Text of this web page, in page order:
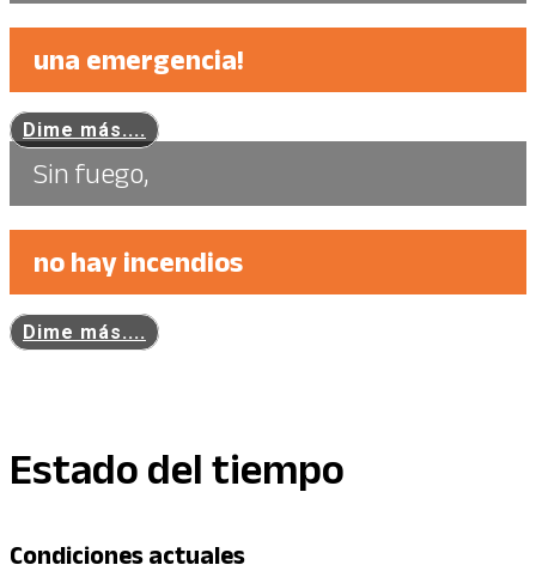
una emergencia!
Dime más....
Sin fuego,
no hay incendios
Dime más....
Estado del tiempo
Condiciones actuales